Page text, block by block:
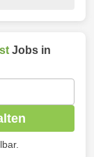
Jobs in